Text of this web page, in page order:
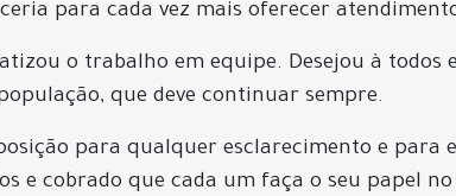
para cada vez mais oferecer
o trabalho em equipe. Desejou à todos
que deve continuar sempre.
para qualquer esclarecimento e para
e cobrado que cada um faça o seu papel